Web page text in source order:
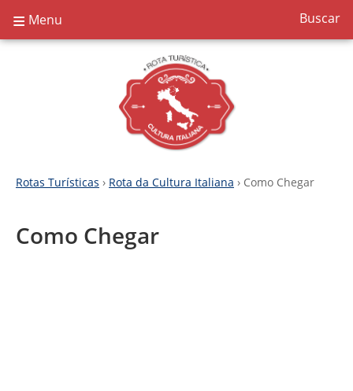
Buscar
≡ Menu
Rotas Turísticas › Rota da Cultura Italiana › Como Chegar
Como Chegar